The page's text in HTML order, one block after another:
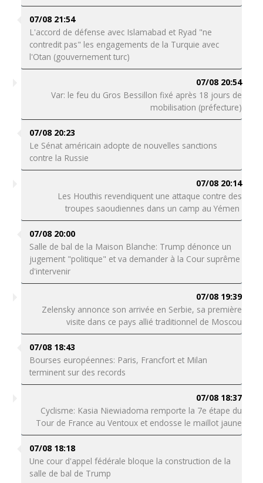
07/08 21:54
L'accord de défense avec Islamabad et Ryad "ne
contredit pas" les engagements de la Turquie avec
l'Otan (gouvernement turc)
07/08 20:54
Var: le feu du Gros Bessillon fixé après 18 jours de
mobilisation (préfecture)
07/08 20:23
Le Sénat américain adopte de nouvelles sanctions
contre la Russie
07/08 20:14
Les Houthis revendiquent une attaque contre des
troupes saoudiennes dans un camp au Yémen
07/08 20:00
Salle de bal de la Maison Blanche: Trump dénonce un
jugement "politique" et va demander à la Cour suprême
d'intervenir
07/08 19:39
Zelensky annonce son arrivée en Serbie, sa première
visite dans ce pays allié traditionnel de Moscou
07/08 18:43
Bourses européennes: Paris, Francfort et Milan
terminent sur des records
07/08 18:37
Cyclisme: Kasia Niewiadoma remporte la 7e étape du
Tour de France au Ventoux et endosse le maillot jaune
07/08 18:18
Une cour d'appel fédérale bloque la construction de la
salle de bal de Trump